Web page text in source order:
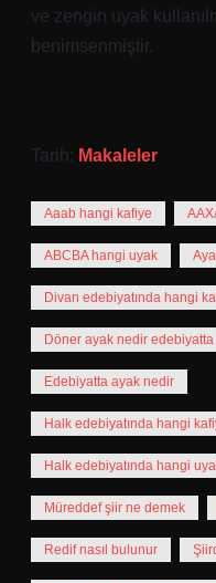
ve zengin uyak
benimsenmiştir.
Tarih: Makaleler
Aaab hangi kafiye
ABCBA hangi uyak
Divan edebiyatında hangi
Döner ayak nedir edebiyatta
Edebiyatta ayak nedir
Halk edebiyatında hangi
Halk edebiyatında hangi
Müreddef şiir ne demek
Redif nasıl bulunur